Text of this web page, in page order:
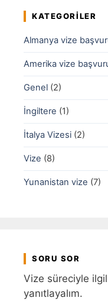
KATEGORILER
Almanya vize
Amerika vize
Genel (2)
İngiltere (1)
İtalya Vizesi (2)
Vize (8)
Yunanistan vize (7)
SORU SOR
Vize süreciyle
yanıtlayalım.